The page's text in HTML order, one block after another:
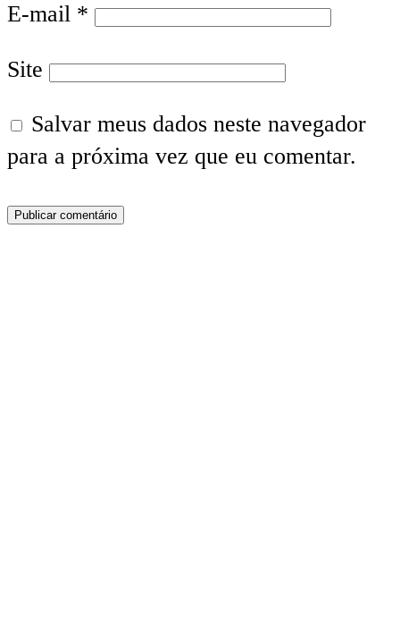
E-mail *
Site
Salvar meus dados neste navegador
para a próxima vez que eu comentar.